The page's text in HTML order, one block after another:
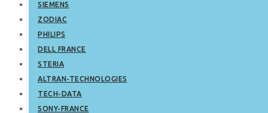
SIEMENS
ZODIAC
PHILIPS
DELL FRANCE
STERIA
ALTRAN-TECHNOLOGIES
TECH-DATA
SONY-FRANCE